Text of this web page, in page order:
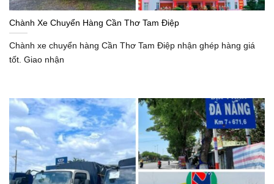
Chành Xe Chuyển Hàng Cần Thơ Tam Điệp
Chành xe chuyển hàng Cần Thơ Tam Điệp nhận ghép hàng giá
tốt. Giao nhận